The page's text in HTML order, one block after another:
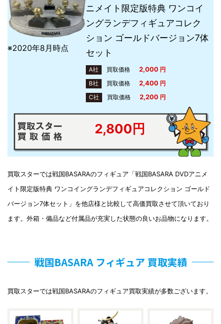
ニメイト限定版特典 ワンコイ
ングランデフィギュアコレク
ション ゴールドバージョン7体
セット
A社 買取価格 2,000円
B社
買取価格 2,400円
C社
買取価格 2,200 円
※2020年8月時点
2,800円
買取スターでは戦国BASARAのフィギュア「戦国BASARA DVDアニメ
イト限定版特典 ワンコイングランデフィギュアコレクション ゴールド
バージョン7体セット」を他店様と比較して高価買取させて頂いており
ます。外箱・備品など付属品が充実した状態の良いお品物になります。
戦国BASARA フィギュア 買取実績
買取スターでは戦国BASARAのフィギュア買取実績が多数ございます。